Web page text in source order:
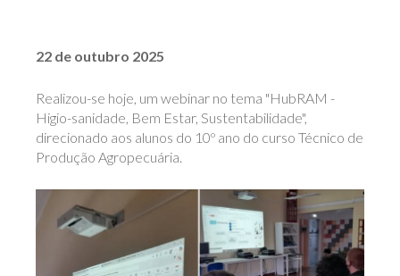
22 de outubro 2025
Realizou-se hoje, um webinar no tema "HubRAM -
Higio-sanidade, Bem Estar, Sustentabilidade",
direcionado aos alunos do 10º ano do curso Técnico de
Produção Agropecuária.